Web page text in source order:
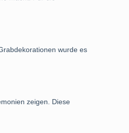
wurde es
zeigen. Diese